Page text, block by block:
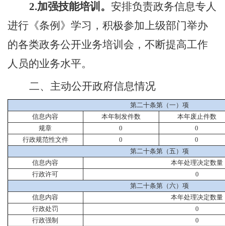
2.加强技能培训。 安排负责政务信息专人
进行《条例》学习，积极参加上级部门举办
的各类政务公开业务培训会，不断提高工作
人员的业务水平。
二、主动公开政府信息情况
第二十条第（一）项
信息内容
本年制发件数
本年废止件数
规章
0
0
行政规范性文件
0
0
第二十条第（五）项
信息内容
本年处理决定数量
行政许可
0
第二十条第（六）项
信息内容
本年处理决定数量
行政处罚
0
行政强制
0